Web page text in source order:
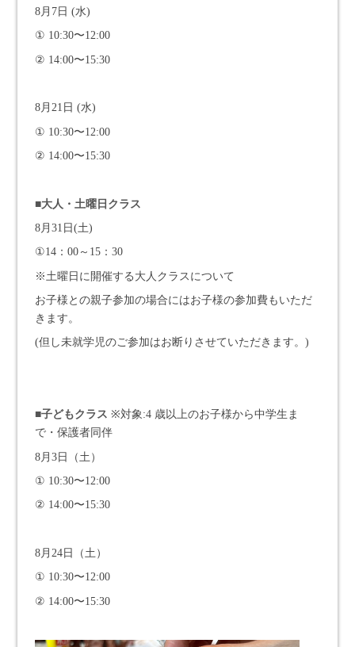
8月7日 (水)
① 10:30〜12:00
② 14:00〜15:30
8月21日 (水)
① 10:30〜12:00
② 14:00〜15:30
■大人・土曜日クラス
8月31日(土)
①14：00～15：30
※土曜日に開催する大人クラスについて
お子様との親子参加の場合にはお子様の参加費もいただ
きます。
(但し未就学児のご参加はお断りさせていただきます。)
■子どもクラス ※対象:4 歳以上のお子様から中学生ま
で・保護者同伴
8月3日（土）
① 10:30〜12:00
② 14:00〜15:30
8月24日（土）
① 10:30〜12:00
② 14:00〜15:30